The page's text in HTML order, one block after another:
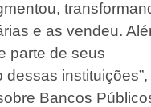
e as vendeu.
parte de seus
instituições”,
Bancos